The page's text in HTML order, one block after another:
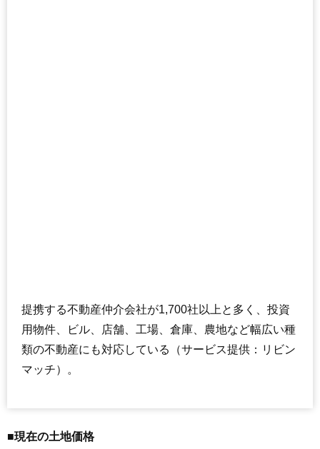
提携する不動産仲介会社が1,700社以上と多く、投資
用物件、ビル、店舗、工場、倉庫、農地など幅広い種
類の不動産にも対応している（サービス提供：リビン
マッチ）。
■現在の土地価格